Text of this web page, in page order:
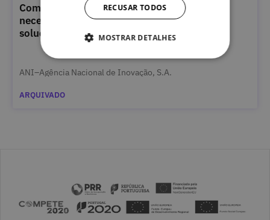
Compras Públicas de Inovação: onde
necessidades não satisfeitas encontram
soluções!
ANI–Agência Nacional de Inovação, S.A.
ARQUIVADO
RECUSAR TODOS
MOSTRAR DETALHES